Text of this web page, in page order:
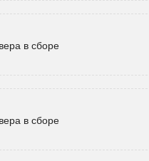
в сборе
в сборе